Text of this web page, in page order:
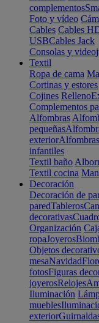
complementos
Foto y vídeo
Cables Cables
USBCables Jack
Consolas y
Textil
Ropa de cama
Cortinas y estores
Cojines Relleno
Complementos
Alfombras
pequeñas
exterior
infantiles
Textil baño
Textil cocina
Decoración
Decoración de
paredTableros
decorativas
Organización
ropaJoyeros
Objetos
mesaNavidad
fotosFiguras
joyerosRelojes
Iluminación
muebles
exterior